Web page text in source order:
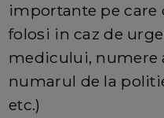
importante pe care
folosi in caz de
medicului, numere
numarul de la
etc.)